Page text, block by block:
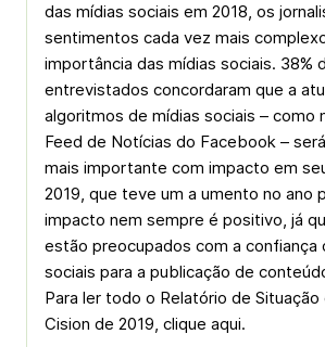
das mídias sociais em 2018, os
sentimentos cada vez mais
importância das mídias sociais. 38%
entrevistados concordaram que a
algoritmos de mídias sociais – como
Feed de Notícias do Facebook –
mais importante com impacto em
2019, que teve um a umento no ano
impacto nem sempre é positivo, já
estão preocupados com a confiança
sociais para a publicação de
Para ler todo o Relatório de Situação
Cision de 2019, clique aqui.